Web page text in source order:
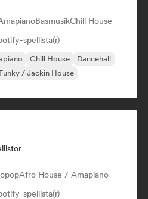
BasmusikChill House
spellista(r)
Chill House
Dancehall
Funky / Jackin House
Afro House / Amapiano
spellista(r)